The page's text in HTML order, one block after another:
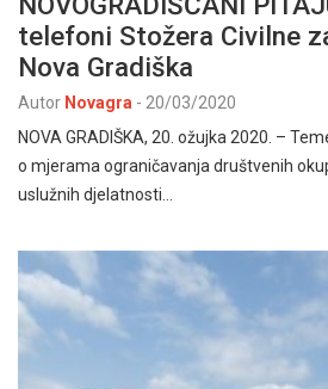
telefoni Stožera Civilne
Nova Gradiška
Autor Novagra - 20/03/2020
NOVA GRADIŠKA, 20. ožujka 2020. –
o mjerama ograničavanja društvenih
uslužnih djelatnosti…